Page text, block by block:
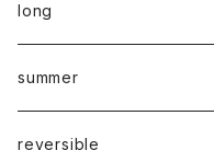
long
summer
reversible